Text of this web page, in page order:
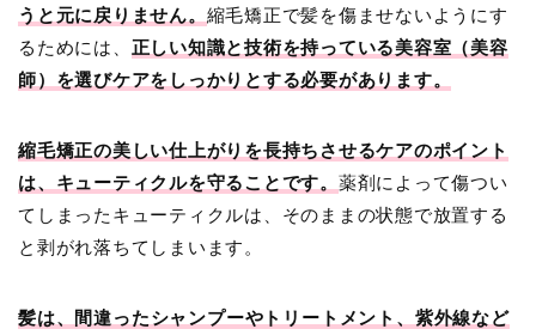
うと元に戻りません。 縮毛矯正で髪を傷ませないようにす
るためには、 正しい知識と技術を持っている美容室（美容
師）を選びケアをしっかりとする必要があります。
縮毛矯正の美しい仕上がりを長持ちさせるケアのポイント
は、キューティクルを守ることです。 薬剤によって傷つい
てしまったキューティクルは、そのままの状態で放置する
と剥がれ落ちてしまいます。
髪は、間違ったシャンプーやトリートメント、紫外線など